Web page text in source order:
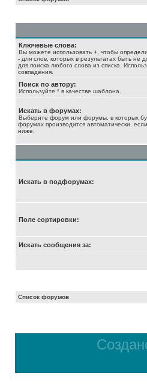
Ключевые слова:
Вы можете использовать + , чтобы
- для слов, которых в результатах быть
для поиска любого слова из списка.
совпадения.
Поиск по автору:
Используйте * в качестве шаблона.
Искать в форумах:
Выберите форум или форумы, в которых
форумах производится автоматически,
ниже.
Искать в подфорумах:
Поле сортировки:
Искать сообщения за:
Список форумов